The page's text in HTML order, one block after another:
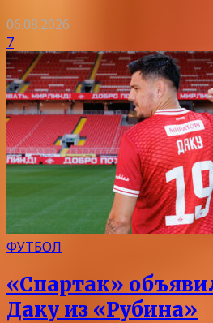
06.08.2026
7
ФУТБОЛ
«Спартак»
Даку из «Рубина»